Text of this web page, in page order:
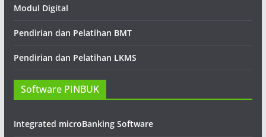
Modul Digital
Pendirian dan Pelatihan BMT
Pendirian dan Pelatihan LKMS
Software PINBUK
Integrated microBanking Software